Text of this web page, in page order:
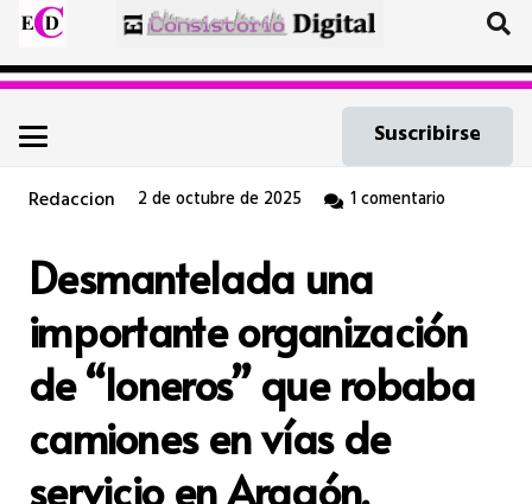
Suscribirse
Redaccion 2 de octubre de 2025 1comentario
Desmantelada una
importante organización
de “loneros” que robaba
camiones en vías de
servicio en Aragón,